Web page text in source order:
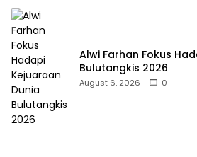
Alwi Farhan Fokus
Bulutangkis 2026
August 6, 2026 0